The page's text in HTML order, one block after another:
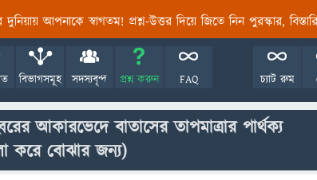
দুনিয়ায় আপনাকে স্বাগতম! প্রশ্ন-উত্তর দিয়ে জিতে নিন পুরস্কার,
বিভাগসমূহ সদস্যবৃন্দ প্রশ্ন করুন FAQ চ্যাট রুম
আকারভেদে বাতাসের তাপমাত্রার পার্থক্য
করে বোঝার জন্য)